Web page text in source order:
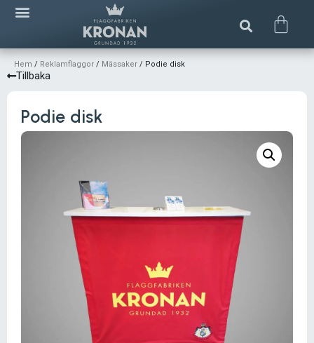
Hem / Reklamflaggor / Mässaker / Podie disk
Tillbaka
Podie disk